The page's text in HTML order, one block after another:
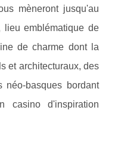
mèneront jusqu'au
lieu emblématique de
de charme dont la
et architecturaux, des
néo-basques bordant
casino d'inspiration